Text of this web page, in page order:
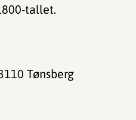
tallet.
Tønsberg